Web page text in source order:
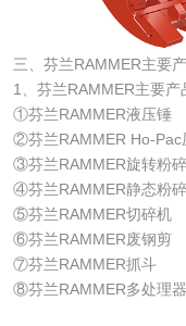
三、芬兰RAMMER主要
1、芬兰RAMMER主要产
①芬兰RAMMER液压锤
②芬兰RAMMER Ho-Pac
③芬兰RAMMER旋转粉
④芬兰RAMMER静态粉
⑤芬兰RAMMER切碎机
⑥芬兰RAMMER废钢剪
⑦芬兰RAMMER抓斗
⑧芬兰RAMMER多处理器